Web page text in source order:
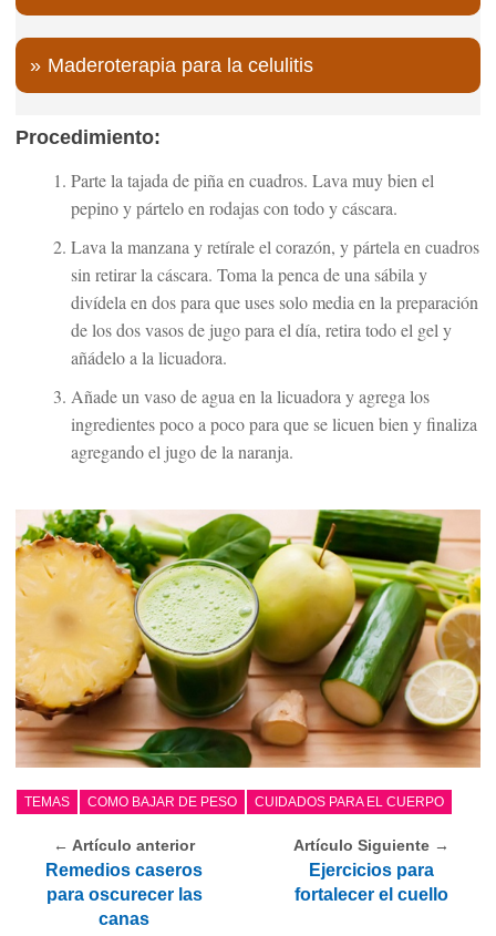
Maderoterapia para la celulitis
Procedimiento:
Parte la tajada de piña en cuadros. Lava muy bien el
pepino y pártelo en rodajas con todo y cáscara.
Lava la manzana y retírale el corazón, y pártela en cuadros
sin retirar la cáscara. Toma la penca de una sábila y
divídela en dos para que uses solo media en la preparación
de los dos vasos de jugo para el día, retira todo el gel y
añádelo a la licuadora.
Añade un vaso de agua en la licuadora y agrega los
ingredientes poco a poco para que se licuen bien y finaliza
agregando el jugo de la naranja.
TEMAS COMO BAJAR DE PESO CUIDADOS PARA EL CUERPO
← Artículo anterior
Remedios caseros
para oscurecer las
canas
Artículo Siguiente →
Ejercicios para
fortalecer el cuello